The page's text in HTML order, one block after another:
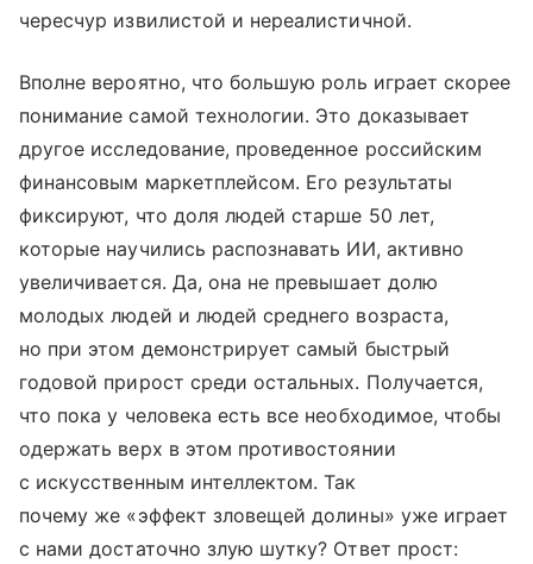
чересчур извилистой и нереалистичной.
Вполне вероятно, что большую роль играет скорее
понимание самой технологии. Это доказывает
другое исследование, проведенное российским
финансовым маркетплейсом. Его результаты
фиксируют, что доля людей старше 50 лет,
которые научились распознавать ИИ, активно
увеличивается. Да, она не превышает долю
молодых людей и людей среднего возраста,
но при этом демонстрирует самый быстрый
годовой прирост среди остальных. Получается,
что пока у человека есть все необходимое, чтобы
одержать верх в этом противостоянии
с искусственным интеллектом. Так
почему же «эффект зловещей долины» уже играет
с нами достаточно злую шутку? Ответ прост: